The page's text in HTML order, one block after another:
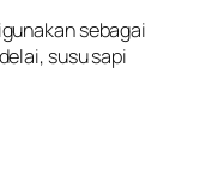
sebagai
susu sapi